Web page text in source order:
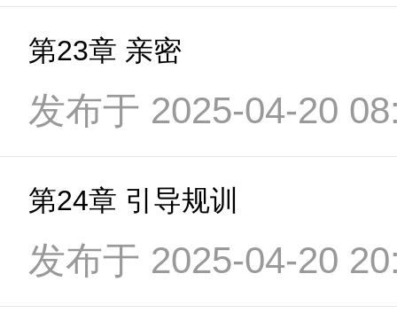
第23章 亲密
发布于 2025-04-20
第24章 引导规训
发布于 2025-04-20